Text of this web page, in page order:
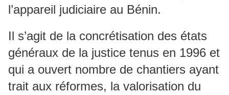
l’appareil judiciaire au Bénin.
Il s’agit de la concrétisation des états
généraux de la justice tenus en 1996 et
qui a ouvert nombre de chantiers ayant
trait aux réformes, la valorisation du